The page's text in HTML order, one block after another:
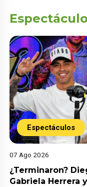
Espectáculos
07 Ago 2026
¿Terminaron?
Gabriela Herrera